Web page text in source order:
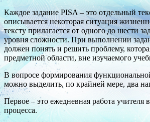
Каждое задание PISA – это отдельный
описывается некоторая ситуация
тексту прилагается от одного до шести
уровня сложности. При выполнении
должен понять и решить проблему,
предметной области, вне изучаемого
В вопросе формирования
можно выделить, по крайней мере, два
Первое – это ежедневная работа учителя
процесса.